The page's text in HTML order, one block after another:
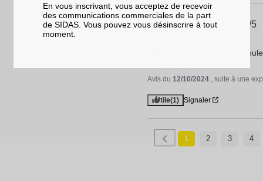
/5
Elles soulagent bien mes
Avis du 12/10/2024 , suite à une
Utile(1) Signaler
1 2 3 4
En vous inscrivant, vous acceptez de recevoir
des communications commerciales de la part
de SIDAS. Vous pouvez vous désinscrire à tout
moment.